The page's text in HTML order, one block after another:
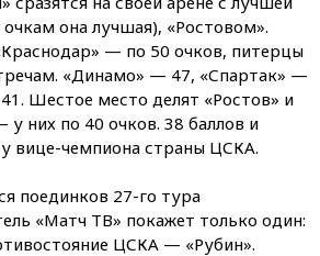
она лучшая), «Ростовом».
— по 50 очков, питерцы
«Динамо» — 47, «Спартак» —
Шестое место делят «Ростов» и
них по 40 очков. 38 баллов и
вице-чемпиона страны ЦСКА.
поединков 27-го тура
«Матч ТВ» покажет только один:
ЦСКА — «Рубин».